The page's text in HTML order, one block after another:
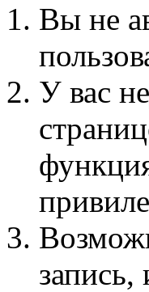
Вы не
У вас